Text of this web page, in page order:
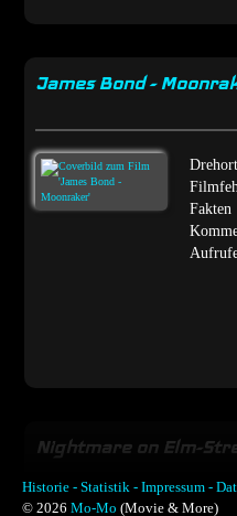
James Bond -
Fakten
Nightmare on Elm-
Historie - Statistik - Impressum -
© 2026 Mo-Mo (Movie & More)